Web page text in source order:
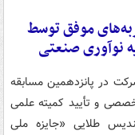
موفق توسط
نوآوری صنعتی
در پانزدهمین مسابقه
و تأیید کمیته علمی
طلایی «جایزه ملی